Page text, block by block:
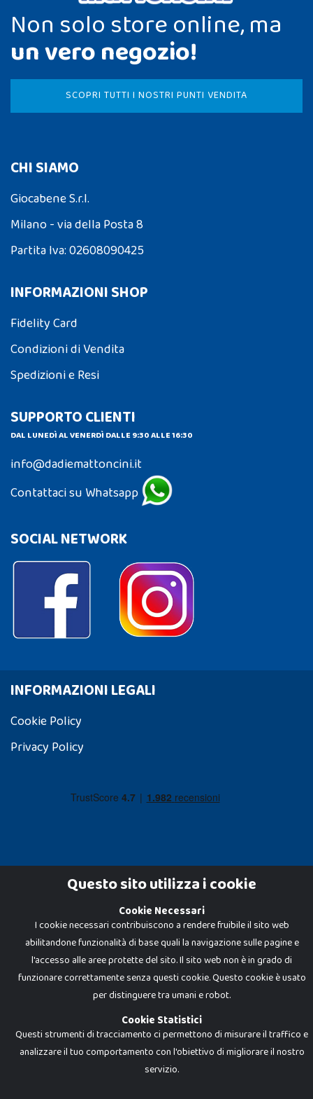
Non solo store online, ma
un vero negozio!
SCOPRI TUTTI I NOSTRI PUNTI VENDITA
CHI SIAMO
Giocabene S.r.l.
Milano - via della Posta 8
Partita Iva: 02608090425
INFORMAZIONI SHOP
Fidelity Card
Condizioni di Vendita
Spedizioni e Resi
SUPPORTO CLIENTI
DAL LUNEDÌ AL VENERDÌ DALLE 9:30 ALLE 16:30
info@dadiemattoncini.it
Contattaci su Whatsapp
SOCIAL NETWORK
INFORMAZIONI LEGALI
Cookie Policy
Privacy Policy
Dadi e Mattoncini è un brand di Giocabene Srl. Ogni riproduzione o utilizzo non
espressamente autorizzato è severamente vietato. Tutti i loghi, marchi,
brand elencati nel presente shop sono di proprietà dei rispettivi titolari.
I prezzi e le promozioni pubblicate potrebbero differire da quanto esposto in
negozio.
Giocabene Srl - via della Posta 8, 20123 Milano (MI)
P.IVA 02608090425 - REA AN201199 - C.S. 10.000 i.v.
Questo sito utilizza i cookie
Cookie Necessari
I cookie necessari contribuiscono a rendere fruibile il sito web
abilitandone funzionalità di base quali la navigazione sulle pagine e
l'accesso alle aree protette del sito. Il sito web non è in grado di
funzionare correttamente senza questi cookie. Questo cookie è usato
per distinguere tra umani e robot.
Cookie Statistici
Questi strumenti di tracciamento ci permettono di misurare il traffico e
analizzare il tuo comportamento con l'obiettivo di migliorare il nostro
servizio.